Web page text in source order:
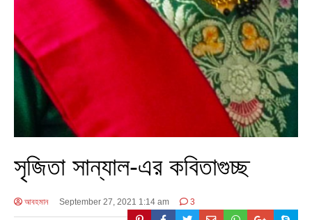
সৃজিতা সান্যাল-এর কবিতাগুচ্ছ
আবহমান September 27, 2021 1:14 am 3